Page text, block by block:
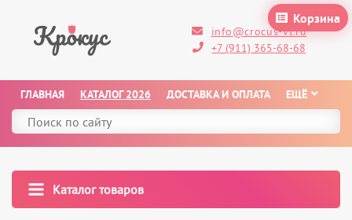
Корзина
info@crocus-vl.ru
+7 (911) 365-68-68
ГЛАВНАЯ КАТАЛОГ 2026 ДОСТАВКА И ОПЛАТА ЕЩЁ
Каталог товаров